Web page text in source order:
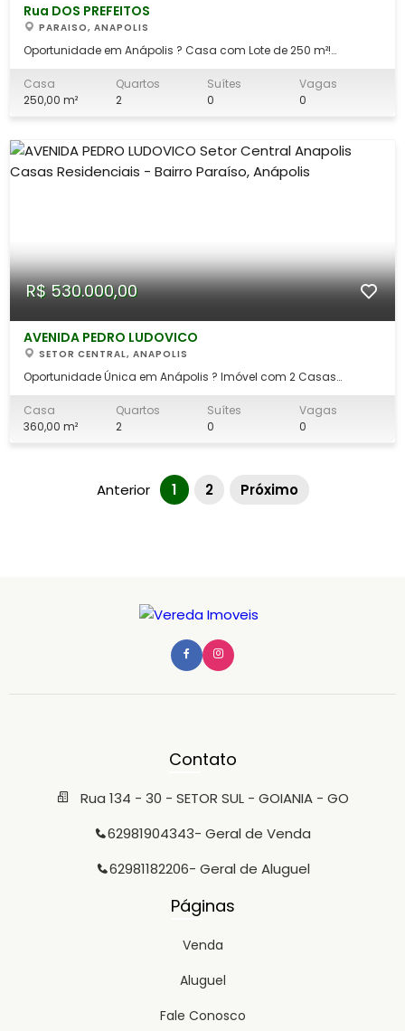
Rua DOS PREFEITOS
PARAISO, ANAPOLIS
Oportunidade em Anápolis ? Casa com Lote de 250 m²!
Pedro Ludovico. Terreno: 250 m² Imóvel: Casa simples já
edificada com: 2 quartos | Sala | Cozinha | Banheiro | Garagem
Casa
250,00 m²
Quartos
2
Suítes
0
Vagas
0
R$ 530.000,00
AVENIDA PEDRO LUDOVICO
SETOR CENTRAL, ANAPOLIS
Oportunidade Única em Anápolis ? Imóvel com 2 Casas
excelente investimento ou espaço para morar com a família
em um só lugar? Então confira esta oportunidade imperdível!
Casa
360,00 m²
Quartos
2
Suítes
0
Vagas
0
Anterior 1 2 Próximo
Contato
Rua 134 - 30 - SETOR SUL - GOIANIA - GO
62981904343- Geral de Venda
62981182206- Geral de Aluguel
Páginas
Venda
Aluguel
Fale Conosco